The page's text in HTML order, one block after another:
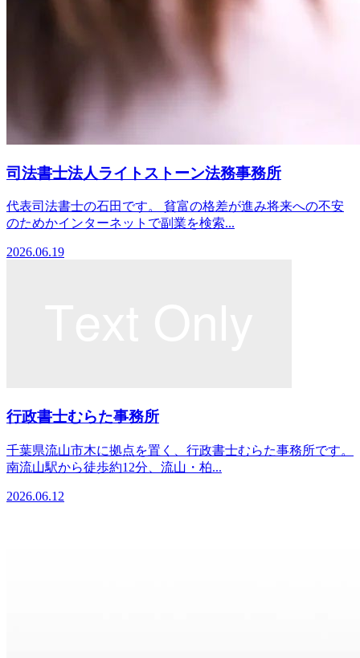
司法書士法人ライトストーン法務事務所
代表司法書士の石田です。 貧富の格差が進み将来への不安
のためかインターネットで副業を検索...
2026.06.19
行政書士むらた事務所
千葉県流山市木に拠点を置く、行政書士むらた事務所です。
南流山駅から徒歩約12分、流山・柏...
2026.06.12